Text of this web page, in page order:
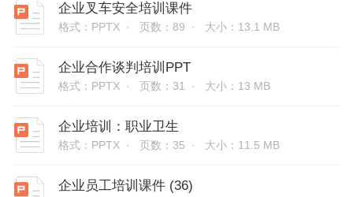
企业叉车安全培训课件
格式：PPTX · 页数：89 · 大小：13.1 MB
企业合作谈判培训PPT
格式：PPTX · 页数：31 · 大小：13 MB
企业培训：职业卫生
格式：PPTX · 页数：35 · 大小：11.5 MB
企业员工培训课件 (36)